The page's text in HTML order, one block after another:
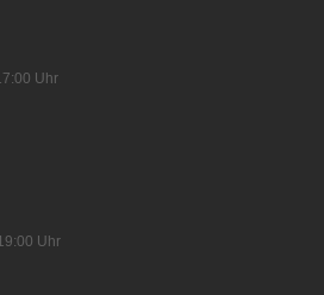
Uhr
Uhr